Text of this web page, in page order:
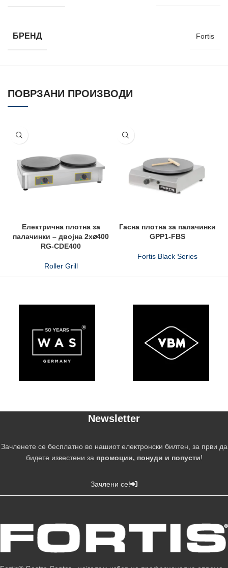
БРЕНД Fortis
ПОВРЗАНИ ПРОИЗВОДИ
Електрична плотна за
палачинки – двојна 2x⌀400
RG-CDE400
Roller Grill
Гасна плотна за палачинки
GPP1-FBS
Fortis Black Series
Newsletter
Зачленете се бесплатно во нашиот електронски билтен, за први да
бидете известени за промоции, понуди и попусти!
Зачлени се!